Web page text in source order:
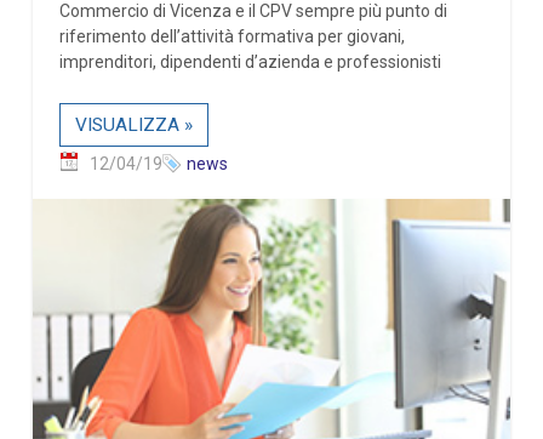
Commercio di Vicenza e il CPV sempre più punto di
riferimento dell’attività formativa per giovani,
imprenditori, dipendenti d’azienda e professionisti
VISUALIZZA »
12/04/19 news